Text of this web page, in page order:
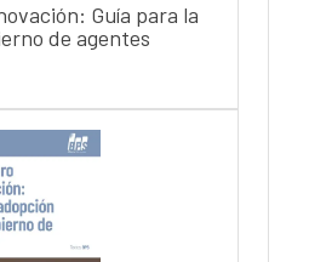
Guía para la
de agentes